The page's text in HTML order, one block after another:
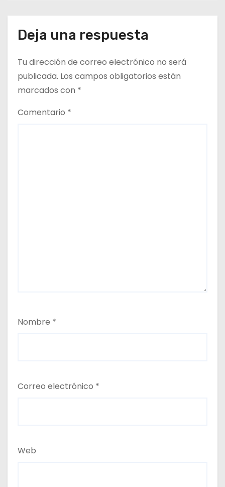
Deja una respuesta
Tu dirección de correo electrónico no será
publicada. Los campos obligatorios están
marcados con *
Comentario *
Nombre *
Correo electrónico *
Web